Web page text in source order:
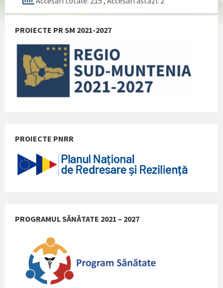
PROIECTE PR SM 2021-2027
PROIECTE PNRR
PROGRAMUL SĂNĂTATE 2021 – 2027